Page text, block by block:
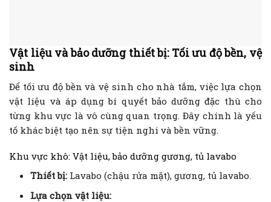
Vật liệu và bảo dưỡng thiết bị: Tối ưu độ bền, vệ
sinh
Để tối ưu độ bền và vệ sinh cho nhà tắm, việc lựa chọn
vật liệu và áp dụng bí quyết bảo dưỡng đặc thù cho
từng khu vực là vô cùng quan trọng. Đây chính là yếu
tố khác biệt tạo nên sự tiện nghi và bền vững.
Khu vực khô: Vật liệu, bảo dưỡng gương, tủ lavabo
Thiết bị:Lavabo (chậu rửa mặt), gương, tủ lavabo.
Lựa chọn vật liệu: